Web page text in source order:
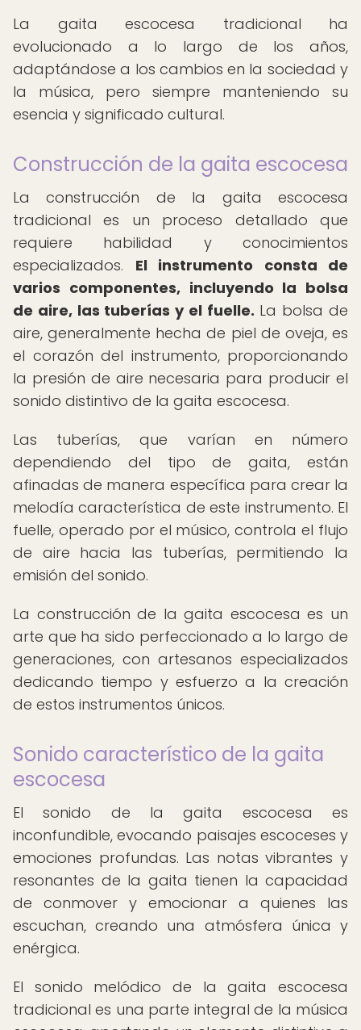
La gaita escocesa tradicional ha
evolucionado a lo largo de los años,
adaptándose a los cambios en la sociedad y
la música, pero siempre manteniendo su
esencia y significado cultural.
Construcción de la gaita escocesa
La construcción de la gaita escocesa
tradicional es un proceso detallado que
requiere habilidad y conocimientos
especializados. El instrumento consta de
varios componentes, incluyendo la bolsa
de aire, las tuberías y el fuelle. La bolsa de
aire, generalmente hecha de piel de oveja, es
el corazón del instrumento, proporcionando
la presión de aire necesaria para producir el
sonido distintivo de la gaita escocesa.
Las tuberías, que varían en número
dependiendo del tipo de gaita, están
afinadas de manera específica para crear la
melodía característica de este instrumento. El
fuelle, operado por el músico, controla el flujo
de aire hacia las tuberías, permitiendo la
emisión del sonido.
La construcción de la gaita escocesa es un
arte que ha sido perfeccionado a lo largo de
generaciones, con artesanos especializados
dedicando tiempo y esfuerzo a la creación
de estos instrumentos únicos.
Sonido característico de la gaita
escocesa
El sonido de la gaita escocesa es
inconfundible, evocando paisajes escoceses y
emociones profundas. Las notas vibrantes y
resonantes de la gaita tienen la capacidad
de conmover y emocionar a quienes las
escuchan, creando una atmósfera única y
enérgica.
El sonido melódico de la gaita escocesa
tradicional es una parte integral de la música